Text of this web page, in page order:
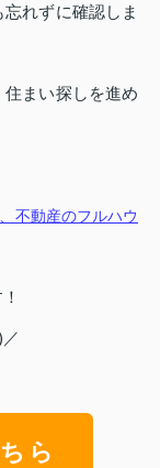
れずに確認しま
まい探しを進め
不動産のフルハウ
ら